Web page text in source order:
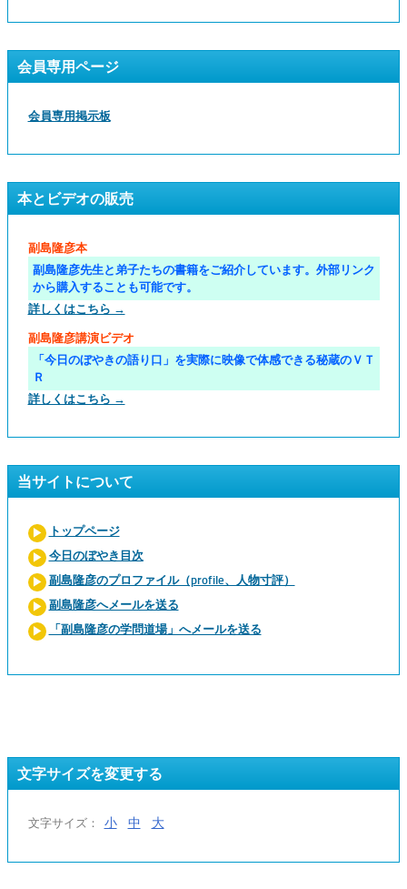
会員専用ページ
会員専用掲示板
本とビデオの販売
副島隆彦本
副島隆彦先生と弟子たちの書籍をご紹介しています。外部リンク
から購入することも可能です。
詳しくはこちら →
副島隆彦講演ビデオ
「今日のぼやきの語り口」を実際に映像で体感できる秘蔵のＶＴ
Ｒ
詳しくはこちら →
当サイトについて
トップページ
今日のぼやき目次
副島隆彦のプロファイル（profile、人物寸評）
副島隆彦へメールを送る
「副島隆彦の学問道場」へメールを送る
文字サイズを変更する
文字サイズ： 小 中 大